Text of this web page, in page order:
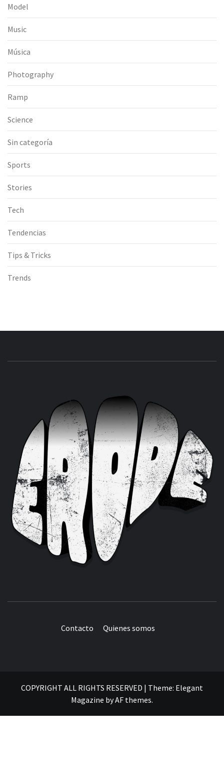
Model
Music
Música
Photography
Ramp
Science
Sin categoría
Sports
Stories
Tech
Tendencias
Tips & Tricks
Trends
Contacto Quienes somos
COPYRIGHT ALL RIGHTS RESERVED | Theme: Elegant
Magazine byAF themes.